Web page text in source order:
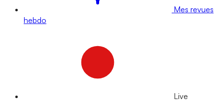
Mes revues
hebdo
Live